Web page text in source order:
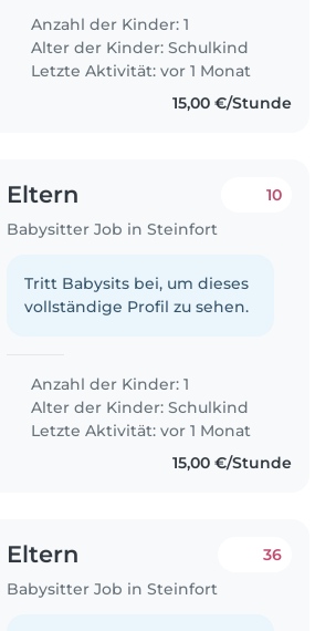
Anzahl der Kinder: 1
Alter der Kinder:Schulkind
Letzte Aktivität: vor 1 Monat
15,00 €/Stunde
Eltern
Babysitter Job in Steinfort
10
Tritt Babysits bei, um dieses
vollständige Profil zu sehen.
Anzahl der Kinder: 1
Alter der Kinder:Schulkind
Letzte Aktivität: vor 1 Monat
15,00 €/Stunde
Eltern
Babysitter Job in Steinfort
36